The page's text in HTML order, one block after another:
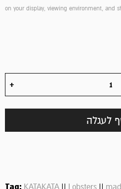
on your display, viewing environment, and
לעגלה
Tag: KATAKATA || Lobsters ||